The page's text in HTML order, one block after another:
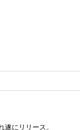
にリリース。